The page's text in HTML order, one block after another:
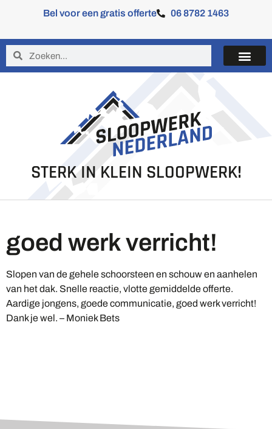
Bel voor een gratis offerte 06 8782 1463
STERK IN KLEIN SLOOPWERK!
goed werk verricht!
Slopen van de gehele schoorsteen en schouw en aanhelen
van het dak. Snelle reactie, vlotte gemiddelde offerte.
Aardige jongens, goede communicatie, goed werk verricht!
Dank je wel. – Moniek Bets